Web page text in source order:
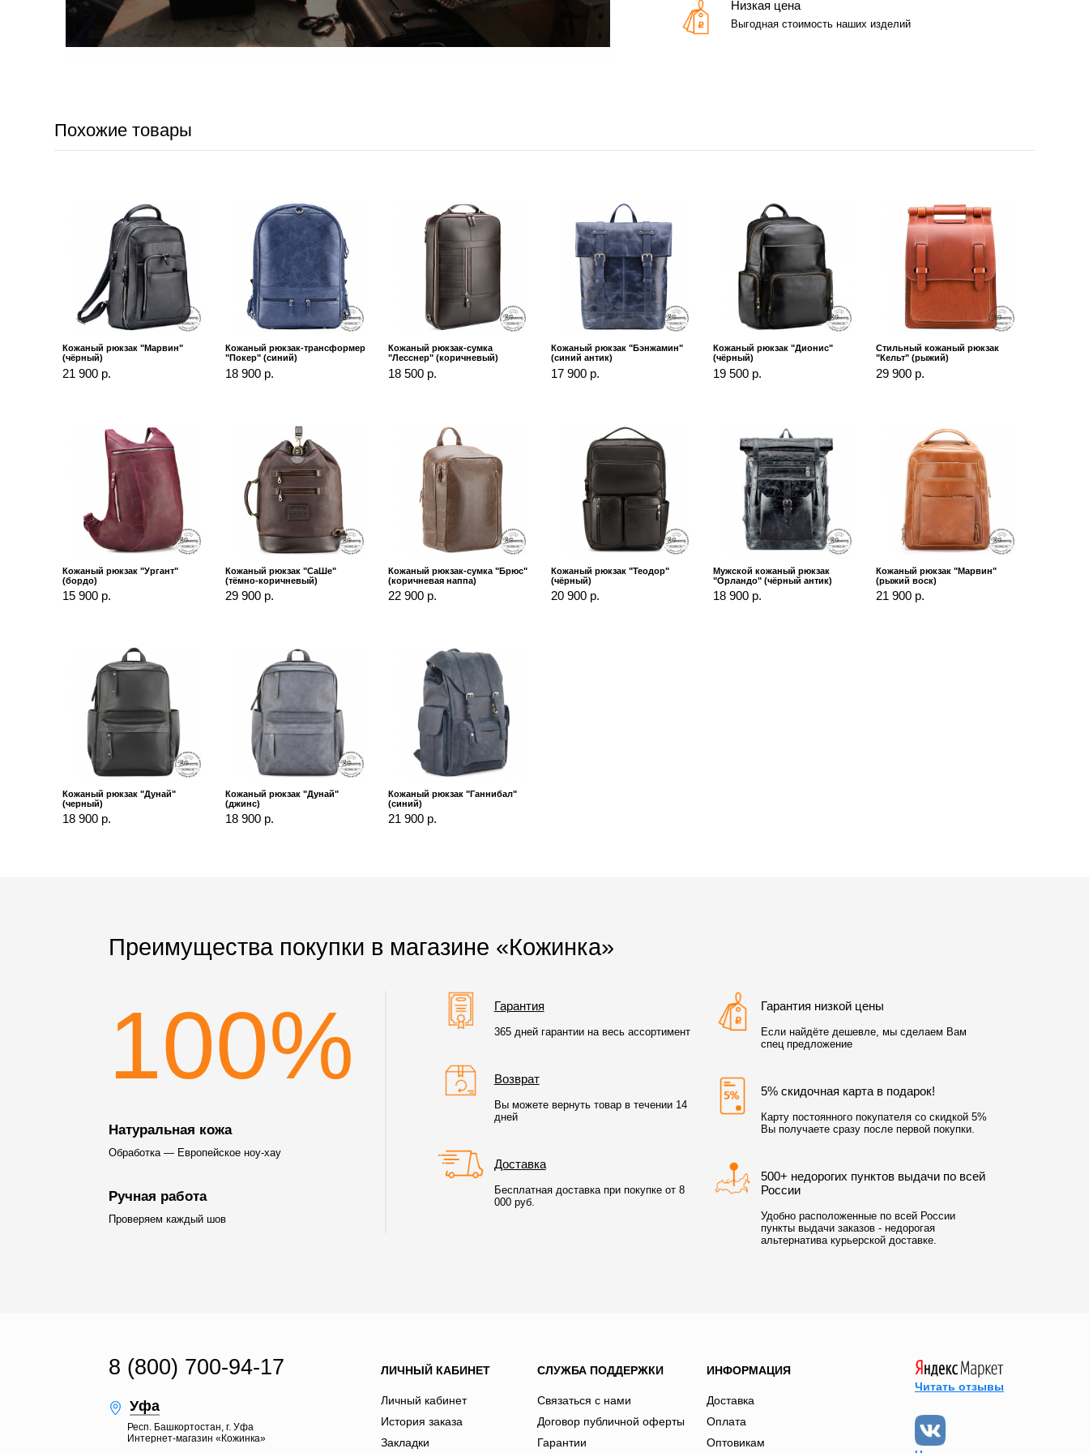
Низкая цена
Выгодная стоимость наших изделий
Похожие товары
Кожаный рюкзак "Марвин"
(чёрный)
21 900 р.
Кожаный рюкзак-трансформер
"Покер" (синий)
18 900 р.
Кожаный рюкзак-сумка
"Лесснер" (коричневый)
18 500 р.
Кожаный рюкзак "Бэнжамин"
(синий антик)
17 900 р.
Кожаный рюкзак "Дионис"
(чёрный)
19 500 р.
Стильный кожаный рюкзак
"Кельт" (рыжий)
29 900 р.
Кожаный рюкзак "Ургант"
(бордо)
15 900 р.
Кожаный рюкзак "СаШе"
(тёмно-коричневый)
29 900 р.
Кожаный рюкзак-сумка "Брюс"
(коричневая наппа)
22 900 р.
Кожаный рюкзак "Теодор"
(чёрный)
20 900 р.
Мужской кожаный рюкзак
"Орландо" (чёрный антик)
18 900 р.
Кожаный рюкзак "Марвин"
(рыжий воск)
21 900 р.
Кожаный рюкзак "Дунай"
(черный)
18 900 р.
Кожаный рюкзак "Дунай"
(джинс)
18 900 р.
Кожаный рюкзак "Ганнибал"
(синий)
21 900 р.
Преимущества покупки в магазине «Кожинка»
100%
Натуральная кожа
Обработка — Европейское ноу-хау
Ручная работа
Проверяем каждый шов
Гарантия
365 дней гарантии на весь ассортимент
Возврат
Вы можете вернуть товар в течении 14
дней
Доставка
Бесплатная доставка при покупке от 8
000 руб.
Гарантия низкой цены
Если найдёте дешевле, мы сделаем Вам
спец предложение
5% скидочная карта в подарок!
Карту постоянного покупателя со скидкой 5%
Вы получаете сразу после первой покупки.
500+ недорогих пунктов выдачи по всей
России
Удобно расположенные по всей России
пункты выдачи заказов - недорогая
альтернатива курьерской доставке.
8 (800) 700-94-17
Уфа
Респ. Башкортостан, г. Уфа
Интернет-магазин «Кожинка»
ЛИЧНЫЙ КАБИНЕТ
Личный кабинет
История заказа
Закладки
СЛУЖБА ПОДДЕРЖКИ
Связаться с нами
Договор публичной оферты
Гарантии
ИНФОРМАЦИЯ
Доставка
Оплата
Оптовикам
Читать отзывы